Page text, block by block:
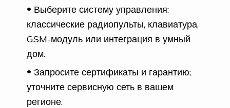
Выберите систему управления:
классические радиопульты, клавиатура,
GSM-модуль или интеграция в умный
дом.
Запросите сертификаты и гарантию;
уточните сервисную сеть в вашем
регионе.